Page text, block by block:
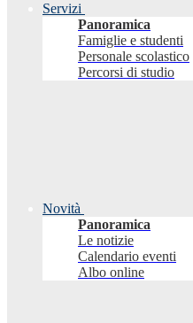
Servizi
Panoramica
Famiglie e studenti
Personale scolastico
Percorsi di studio
Novità
Panoramica
Le notizie
Calendario eventi
Albo online